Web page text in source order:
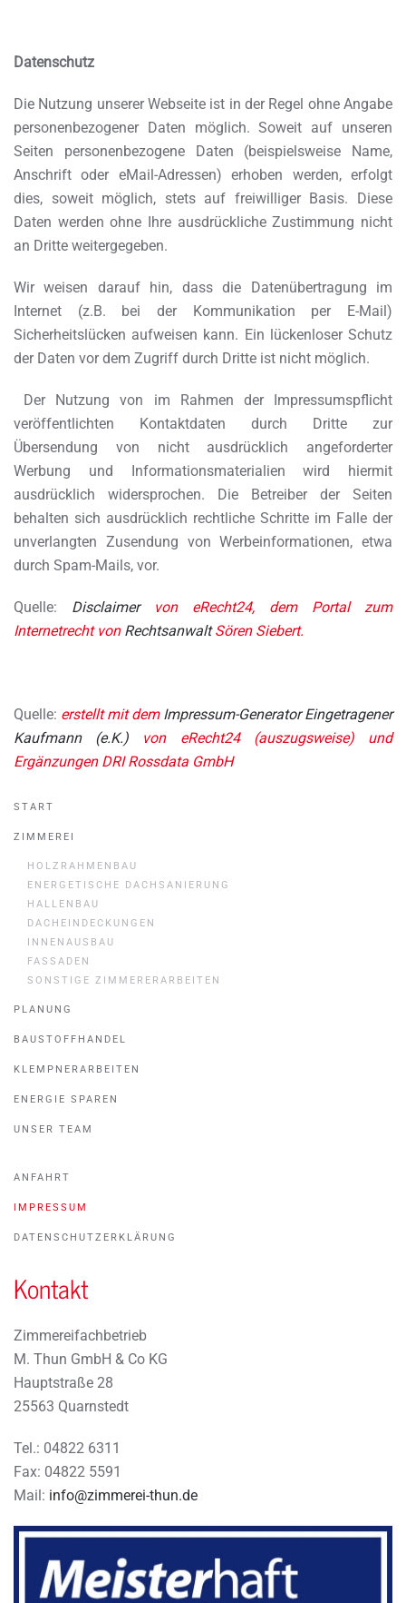
Datenschutz
Die Nutzung unserer Webseite ist in der Regel ohne Angabe
personenbezogener Daten möglich. Soweit auf unseren
Seiten personenbezogene Daten (beispielsweise Name,
Anschrift oder eMail-Adressen) erhoben werden, erfolgt
dies, soweit möglich, stets auf freiwilliger Basis. Diese
Daten werden ohne Ihre ausdrückliche Zustimmung nicht
an Dritte weitergegeben.
Wir weisen darauf hin, dass die Datenübertragung im
Internet (z.B. bei der Kommunikation per E-Mail)
Sicherheitslücken aufweisen kann. Ein lückenloser Schutz
der Daten vor dem Zugriff durch Dritte ist nicht möglich.
Der Nutzung von im Rahmen der Impressumspflicht
veröffentlichten Kontaktdaten durch Dritte zur
Übersendung von nicht ausdrücklich angeforderter
Werbung und Informationsmaterialien wird hiermit
ausdrücklich widersprochen. Die Betreiber der Seiten
behalten sich ausdrücklich rechtliche Schritte im Falle der
unverlangten Zusendung von Werbeinformationen, etwa
durch Spam-Mails, vor.
Quelle: Disclaimervon eRecht24, dem Portal zum
Internetrecht von RechtsanwaltSören Siebert.
Quelle: erstellt mit dem Impressum-Generator Eingetragener
Kaufmann (e.K.) von eRecht24 (auszugsweise) und
Ergänzungen DRI Rossdata GmbH
START
ZIMMEREI
HOLZRAHMENBAU
ENERGETISCHE DACHSANIERUNG
HALLENBAU
DACHEINDECKUNGEN
INNENAUSBAU
FASSADEN
SONSTIGE ZIMMERERARBEITEN
PLANUNG
BAUSTOFFHANDEL
KLEMPNERARBEITEN
ENERGIE SPAREN
UNSER TEAM
ANFAHRT
IMPRESSUM
DATENSCHUTZERKLÄRUNG
Kontakt
Zimmereifachbetrieb
M. Thun GmbH & Co KG
Hauptstraße 28
25563 Quarnstedt
Tel.: 04822 6311
Fax: 04822 5591
Mail: info@zimmerei-thun.de